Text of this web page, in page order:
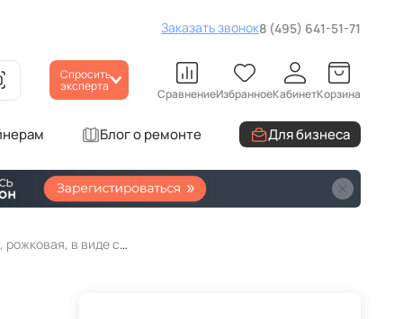
Заказать звонок8 (495) 641-51-71
Спросить
эксперта СравнениеИзбранноеКабинетКорзина
Блог о ремонте Для бизнеса
Подвесная люстра Ambiente Benisa 2226/8 PB New Leaf хрустальная, рожковая, в виде свечей